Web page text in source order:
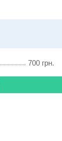
700 грн.